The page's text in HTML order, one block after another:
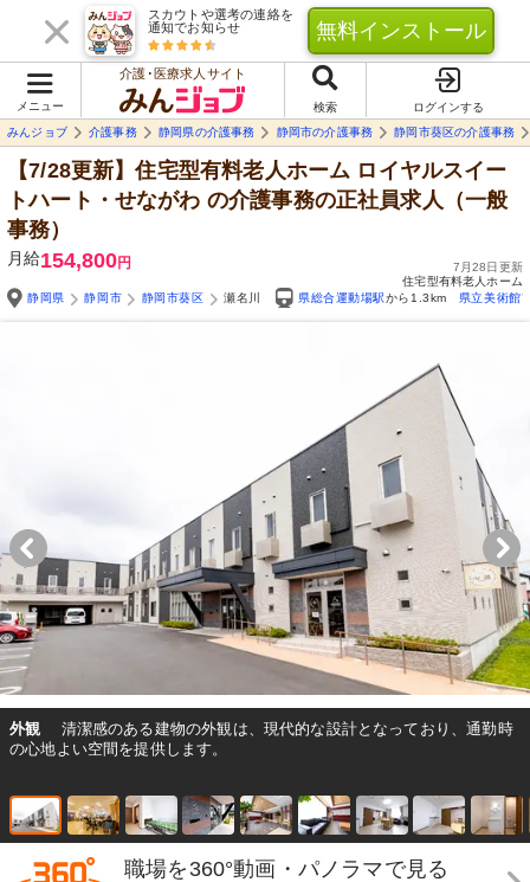
スカウトや選考の連絡を
通知でお知らせ
無料インストール
メニュー
介護･医療求人サイト
検索
ログインする
みんジョブ
介護事務 静岡県の介護事務 静岡市の介護事務 静岡市葵区の介護事務
【7/28更新】住宅型有料老人ホーム ロイヤルスイー
トハート・せながわ の介護事務の正社員求人（一般
事務）
月給154,800円
7月28日更新
住宅型有料老人ホーム
静岡県
静岡市 静岡市葵区 瀬名川 県総合運動場駅から1.3km 県立美術館
外観
清潔感のある建物の外観は、現代的な設計となっており、通勤時
の心地よい空間を提供します。
職場を360°動画・パノラマで見る